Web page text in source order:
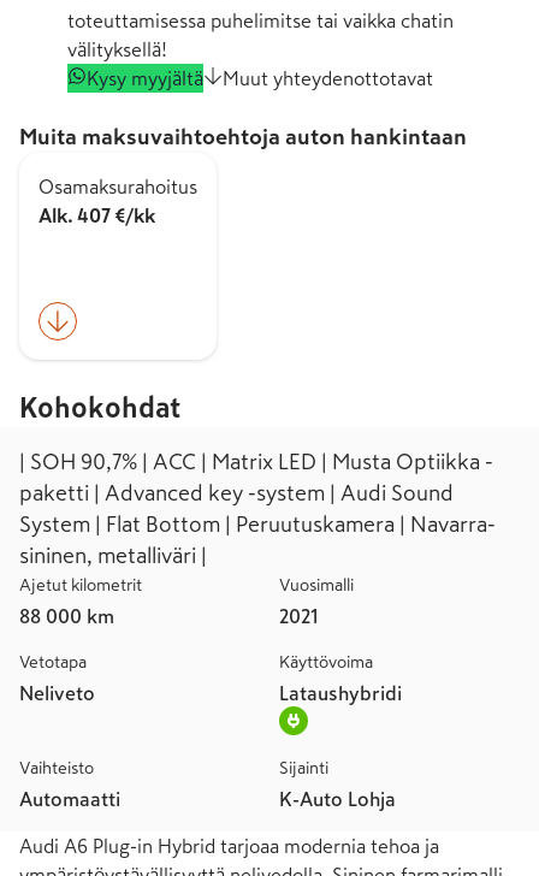
toteuttamisessa puhelimitse tai vaikka chatin
välityksellä!
Kysy myyjältä
Muut yhteydenottotavat
Muita maksuvaihtoehtoja auton hankintaan
Osamaksurahoitus
Alk. 407 €/kk
Kohokohdat
| SOH 90,7% | ACC | Matrix LED | Musta Optiikka -
paketti | Advanced key -system | Audi Sound
System | Flat Bottom | Peruutuskamera | Navarra-
sininen, metalliväri |
Ajetut kilometrit
88 000 km
Vuosimalli
2021
Vetotapa
Neliveto
Käyttövoima
Lataushybridi
Vaihteisto
Automaatti
Sijainti
K-Auto Lohja
Audi A6 Plug-in Hybrid tarjoaa modernia tehoa ja